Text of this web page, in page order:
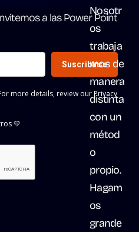
Nosotr
os
trabaja
mos de
manera
distinta
con un
métod
o
propio.
Hagam
os
grande
a las Power Point